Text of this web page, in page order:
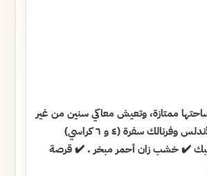
ممتازة، وتعيش معاكي سنين من غير
ما تشتكي؟ 🙌 في #الأندلس وفرنالك سفرة (٤ و ٦ كراسي)
✔️ خشب زان أحمر مبخر . ✔️ قرصة